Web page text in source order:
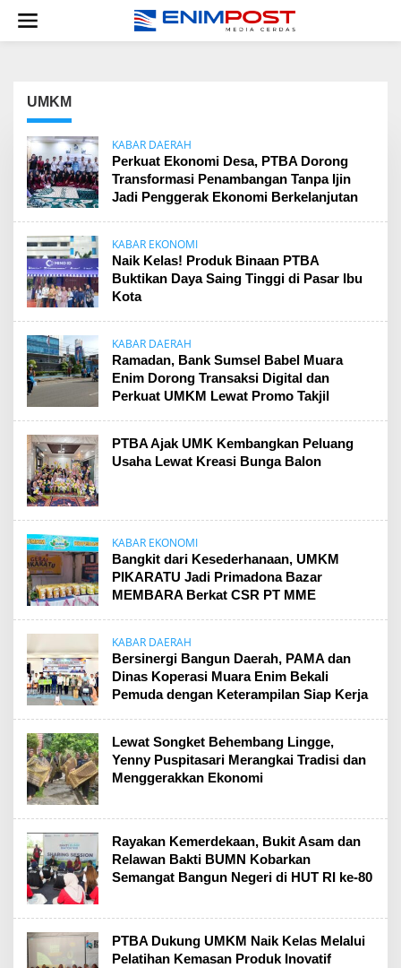
konten
UMKM
KABAR DAERAH
Perkuat Ekonomi Desa, PTBA Dorong
Transformasi Penambangan Tanpa Ijin
Jadi Penggerak Ekonomi Berkelanjutan
KABAR EKONOMI
Naik Kelas! Produk Binaan PTBA
Buktikan Daya Saing Tinggi di Pasar Ibu
Kota
KABAR DAERAH
Ramadan, Bank Sumsel Babel Muara
Enim Dorong Transaksi Digital dan
Perkuat UMKM Lewat Promo Takjil
PTBA Ajak UMK Kembangkan Peluang
Usaha Lewat Kreasi Bunga Balon
KABAR EKONOMI
Bangkit dari Kesederhanaan, UMKM
PIKARATU Jadi Primadona Bazar
MEMBARA Berkat CSR PT MME
KABAR DAERAH
Bersinergi Bangun Daerah, PAMA dan
Dinas Koperasi Muara Enim Bekali
Pemuda dengan Keterampilan Siap Kerja
Lewat Songket Behembang Lingge,
Yenny Puspitasari Merangkai Tradisi dan
Menggerakkan Ekonomi
Rayakan Kemerdekaan, Bukit Asam dan
Relawan Bakti BUMN Kobarkan
Semangat Bangun Negeri di HUT RI ke-80
PTBA Dukung UMKM Naik Kelas Melalui
Pelatihan Kemasan Produk Inovatif